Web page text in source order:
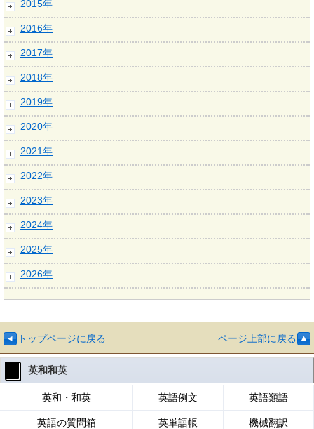
2015年
2016年
2017年
2018年
2019年
2020年
2021年
2022年
2023年
2024年
2025年
2026年
トップページに戻る ページ上部に戻る
英和和英
英和・和英 英語例文 英語類語
英語の質問箱 英単語帳 機械翻訳